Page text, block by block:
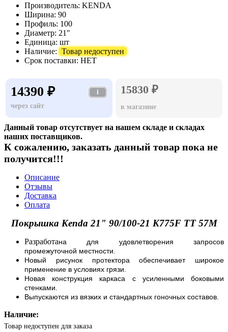
Производитель: KENDA
Ширина: 90
Профиль: 100
Диаметр: 21"
Единица: шт
Наличие: Товар недоступен
Срок поставки: НЕТ
14390 ₽
i
через сайт
15830 ₽
в магазине
Данный товар отсутствует на нашем складе и складах
наших поставщиков.
К сожалению, заказать данный товар пока не
получится!!!
Описание
Отзывы
Доставка
Оплата
Покрышка Kenda 21" 90/100-21 K775F TT 57M
Разработана для удовлетворения запросов
промежуточной местности.
Новый рисунок протектора обеспечивает широкое
применение в условиях грязи.
Новая конструкция каркаса с усиленными боковыми
стенками.
Выпускаются из вязких и стандартных гоночных составов.
Наличие:
Товар недоступен для заказа